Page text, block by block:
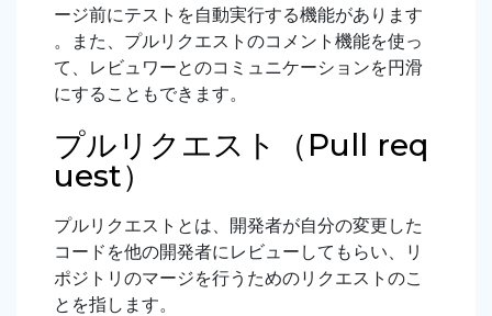
ージ前にテストを自動実行する機能があります
。また、プルリクエストのコメント機能を使っ
て、レビュワーとのコミュニケーションを円滑
にすることもできます。
プルリクエスト（Pull req
uest）
プルリクエストとは、開発者が自分の変更した
コードを他の開発者にレビューしてもらい、リ
ポジトリのマージを行うためのリクエストのこ
とを指します。